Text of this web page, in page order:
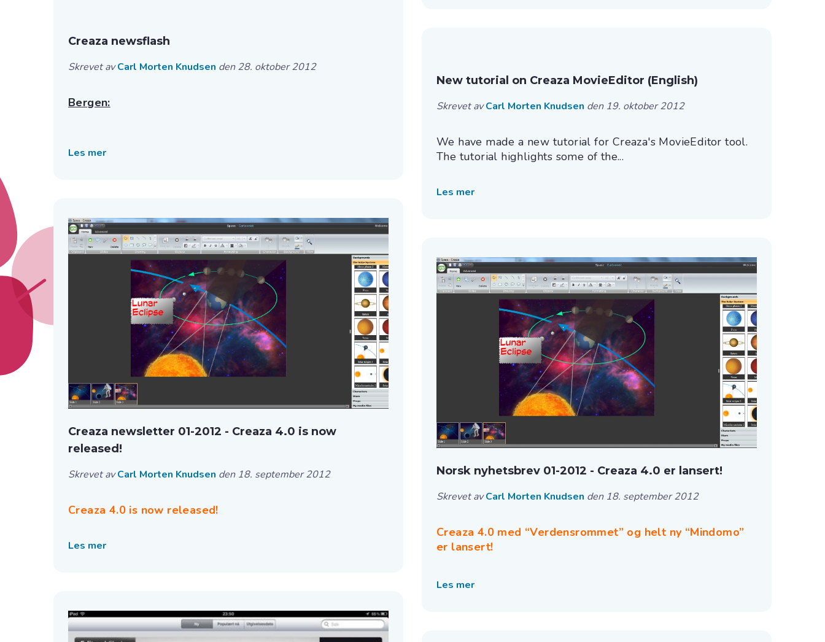
Creaza newsflash
Skrevet avCarl Morten Knudsen den 28. oktober 2012
Bergen:
Les mer
New tutorial on Creaza MovieEditor (English)
Skrevet avCarl Morten Knudsen den 19. oktober 2012
We have made a new tutorial for Creaza's MovieEditor tool.
The tutorial highlights some of the...
Les mer
Creaza newsletter 01-2012 - Creaza 4.0 is now
released!
Skrevet avCarl Morten Knudsen den 18. september 2012
Creaza 4.0 is now released!
Les mer
Norsk nyhetsbrev 01-2012 - Creaza 4.0 er lansert!
Skrevet avCarl Morten Knudsen den 18. september 2012
Creaza 4.0 med “Verdensrommet” og helt ny “Mindomo”
er lansert!
Les mer